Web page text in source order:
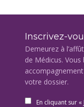
Inscrivez-
Demeurez à
de Médicus. Vous
votre dossier.
En cliquant sur «